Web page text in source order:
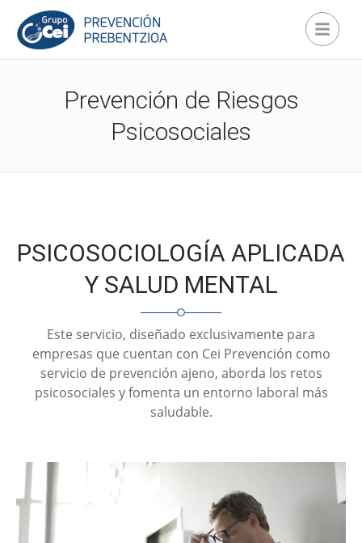
Prevención de Riesgos
Psicosociales
PSICOSOCIOLOGÍA APLICADA
Y SALUD MENTAL
Este servicio, diseñado exclusivamente para
empresas que cuentan con Cei Prevención como
servicio de prevención ajeno, aborda los retos
psicosociales y fomenta un entorno laboral más
saludable.